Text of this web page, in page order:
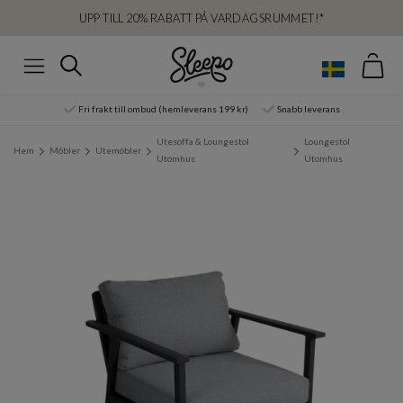
UPP TILL 20% RABATT PÅ VARDAGSRUMMET!*
Sök
Fri frakt till ombud (hemleverans 199 kr) Snabb leverans
Hem Möbler Utemöbler
Utesoffa & Loungestol
Utomhus
Loungestol
Utomhus